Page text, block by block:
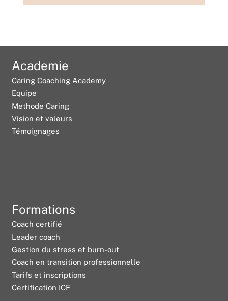
Academie
Caring Coaching Academy
Equipe
Methode Caring
Vision et valeurs
Témoignages
Formations
Coach certifié
Leader coach
Gestion du stress et burn-out
Coach en transition professionnelle
Tarifs et inscriptions
Certification ICF